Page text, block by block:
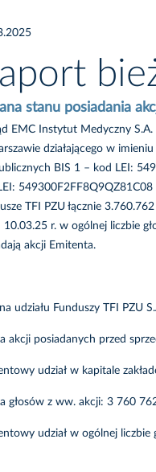
stanu posiadania
EMC Instytut Medyczny
działającego w
BIS 1 – kod LEI:
549300F2FF8Q9QZ81C08
TFI PZU łącznie
10.03.25 r. w ogólnej liczbie
akcji Emitenta.
udziału Funduszy TFI PZU
akcji posiadanych przed
udział w kapitale
głosów z ww. akcji: 3 760
udział w ogólnej liczbie